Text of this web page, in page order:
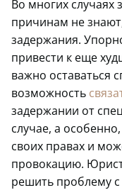
Во многих
причинам не
задержания.
привести к еще
важно оставаться
возможность
задержании от
случае, а
своих правах и
провокацию.
решить проблему